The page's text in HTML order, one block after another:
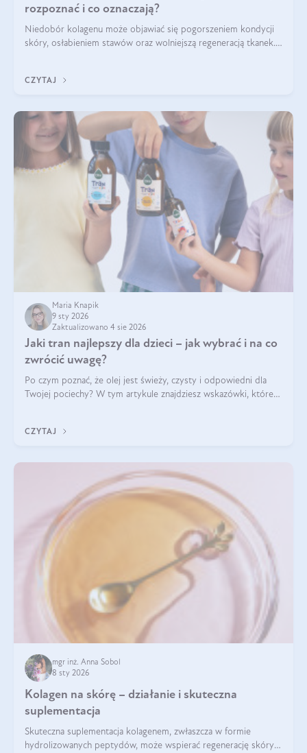
rozpoznać i co oznaczają?
Niedobór kolagenu może objawiać się pogorszeniem kondycji
skóry, osłabieniem stawów oraz wolniejszą regeneracją tkanek.
osłabienie włosów.
CZYTAJ
Maria Knapik
9 sty 2026
Zaktualizowano 4 sie 2026
Jaki tran najlepszy dla dzieci – jak wybrać i na co
zwrócić uwagę?
Po czym poznać, że olej jest świeży, czysty i odpowiedni dla
Twojej pociechy? W tym artykule znajdziesz wskazówki, które
CZYTAJ
mgr inż. Anna Sobol
8 sty 2026
Kolagen na skórę – działanie i skuteczna
suplementacja
Skuteczna suplementacja kolagenem, zwłaszcza w formie
hydrolizowanych peptydów, może wspierać regenerację skóry i